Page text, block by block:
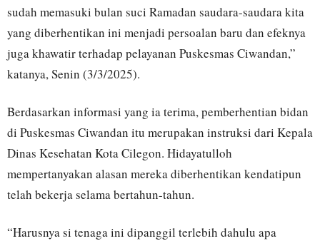
sudah memasuki bulan suci Ramadan saudara-saudara kita
yang diberhentikan ini menjadi persoalan baru dan efeknya
juga khawatir terhadap pelayanan Puskesmas Ciwandan,”
katanya, Senin (3/3/2025).
Berdasarkan informasi yang ia terima, pemberhentian bidan
di Puskesmas Ciwandan itu merupakan instruksi dari Kepala
Dinas Kesehatan Kota Cilegon. Hidayatulloh
mempertanyakan alasan mereka diberhentikan kendatipun
telah bekerja selama bertahun-tahun.
“Harusnya si tenaga ini dipanggil terlebih dahulu apa